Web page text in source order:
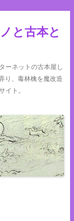
と古本と
ーネットの古本屋し
り、毒林檎を魔改造
イト。